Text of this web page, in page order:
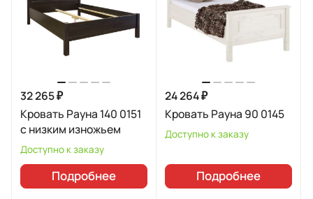
32 265 ₽
Кровать Рауна 140 0151
с низким изножьем
Доступно к заказу
Подробнее
24 264 ₽
Кровать Рауна 90 0145
Доступно к заказу
Подробнее